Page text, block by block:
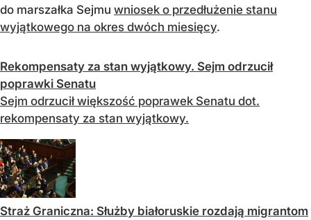
do marszałka Sejmu wniosek o przedłużenie stanu
wyjątkowego na okres dwóch miesięcy.
Rekompensaty za stan wyjątkowy. Sejm odrzucił
poprawki Senatu
Sejm odrzucił większość poprawek Senatu dot.
rekompensaty za stan wyjątkowy.
Straż Graniczna: Służby białoruskie rozdają migrantom